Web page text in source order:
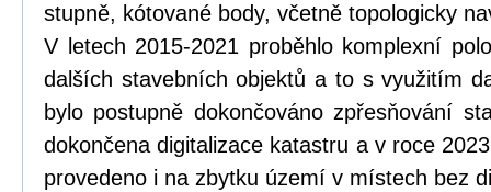
stupně, kótované body, včetně topologicky
V letech 2015-2021 proběhlo komplexní
dalších stavebních objektů a to s využitím
bylo postupně dokončováno zpřesňování
dokončena digitalizace katastru a v roce
provedeno i na zbytku území v místech bez